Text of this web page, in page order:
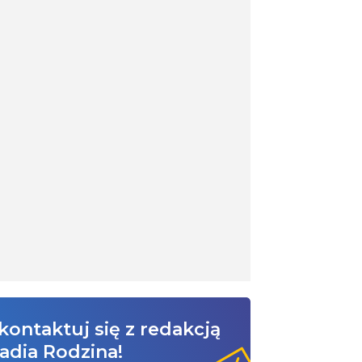
się z redakcją
Rodzina!